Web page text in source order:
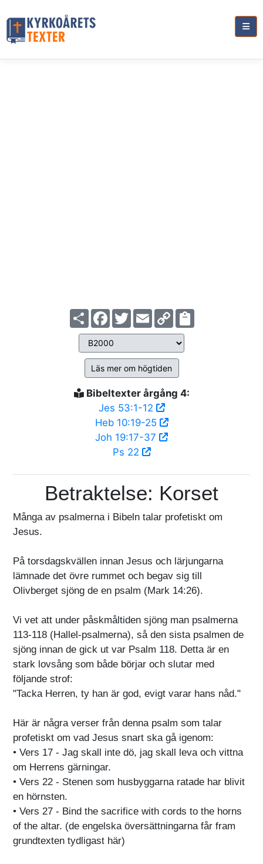
ShareFacebook
TwitterEmailCopy
Link
Läs mer om högtiden
Bibeltexter årgång 4:
Jes 53:1-12
Heb 10:19-25
Joh 19:17-37
Ps 22
Betraktelse: Korset
Många av psalmerna i Bibeln talar profetiskt om
Jesus.
På torsdagskvällen innan Jesus och lärjungarna
lämnade det övre rummet och begav sig till
Olivberget sjöng de en psalm (Mark 14:26).
Vi vet att under påskmåltiden sjöng man psalmerna
113-118 (Hallel-psalmerna), så den sista psalmen de
sjöng innan de gick ut var Psalm 118. Detta är en
stark lovsång som både börjar och slutar med
följande strof:
"Tacka Herren, ty han är god, evigt varar hans nåd."
Här är några verser från denna psalm som talar
profetiskt om vad Jesus snart ska gå igenom:
• Vers 17 - Jag skall inte dö, jag skall leva och vittna
om Herrens gärningar.
• Vers 22 - Stenen som husbyggarna ratade har blivit
en hörnsten.
• Vers 27 - Bind the sacrifice with cords to the horns
of the altar. (de engelska översättningarna får fram
grundtexten tydligast här)